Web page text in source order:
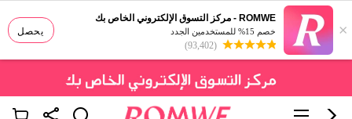
يحصل ×
ROMWE - مركز التسوق الإلكتروني الخاص بك
خصم 15% للمستخدمين الجدد
(93,402)